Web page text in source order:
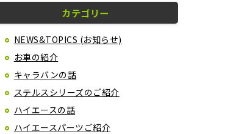
カテゴリー
NEWS&TOPICS (お知らせ)
お車の紹介
キャラバンの話
ステルスシリーズのご紹介
ハイエースの話
ハイエースパーツご紹介